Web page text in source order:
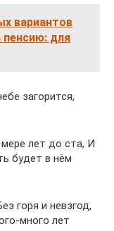
вариантов
пенсию: для
загорится,
лет до ста, И
будет в нём
горя и невзгод,
много лет